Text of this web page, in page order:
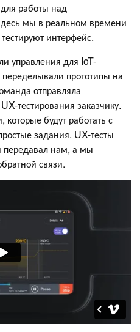
работы над
мы в реальном времени
интерфейс.
управления для IoT-
прототипы на
отправляла
тестирования заказчику.
будут работать с
задания. UX-тесты
передавал нам, а мы
связи.